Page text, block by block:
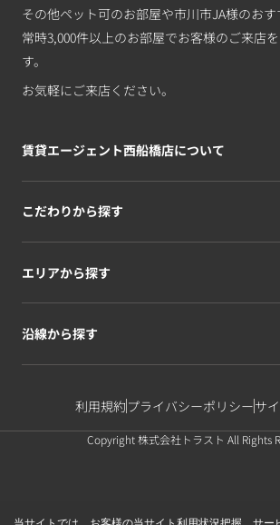
その他ペット可のお部屋や市川市JA様のお
常時3,000件以上のお部屋でお客様のご来店
す。
お気軽にご来店ください。
賃貸エージェント西船橋店について
こだわりから探す
エリアから探す
沿線から探す
利用規約プライバシーポリシーサ
Copyright 株式会社トラスト All Rights